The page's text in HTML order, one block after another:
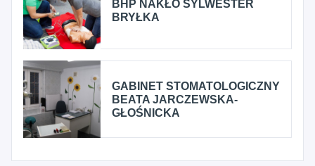
BHP NAKŁO SYLWESTER
BRYŁKA
GABINET STOMATOLOGICZNY
BEATA JARCZEWSKA-
GŁOŚNICKA